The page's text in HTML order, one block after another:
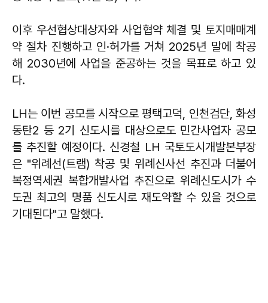
이후 우선협상대상자와 사업협약 체결 및 토지매매계
약 절차 진행하고 인·허가를 거쳐 2025년 말에 착공
해 2030년에 사업을 준공하는 것을 목표로 하고 있
다.
LH는 이번 공모를 시작으로 평택고덕, 인천검단, 화성
동탄2 등 2기 신도시를 대상으로도 민간사업자 공모
를 추진할 예정이다. 신경철 LH 국토도시개발본부장
은 "위례선(트램) 착공 및 위례신사선 추진과 더불어
복정역세권 복합개발사업 추진으로 위례신도시가 수
도권 최고의 명품 신도시로 재도약할 수 있을 것으로
기대된다"고 말했다.